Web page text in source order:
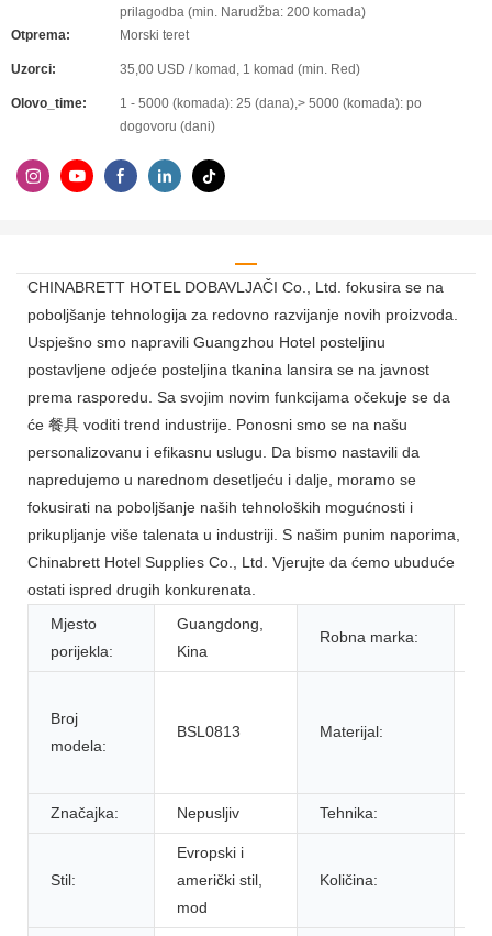
prilagodba (min. Narudžba: 200 komada)
Otprema:
Morski teret
Uzorci: 35,00 USD / komad, 1 komad (min. Red)
Olovo_time:
1 - 5000 (komada): 25 (dana),> 5000 (komada): po
dogovoru (dani)
CHINABRETT HOTEL DOBAVLJAČI Co., Ltd. fokusira se na
poboljšanje tehnologija za redovno razvijanje novih proizvoda.
Uspješno smo napravili Guangzhou Hotel posteljinu
postavljene odjeće posteljina tkanina lansira se na javnost
prema rasporedu. Sa svojim novim funkcijama očekuje se da
će 餐具 voditi trend industrije. Ponosni smo se na našu
personalizovanu i efikasnu uslugu. Da bismo nastavili da
napredujemo u narednom desetljeću i dalje, moramo se
fokusirati na poboljšanje naših tehnoloških mogućnosti i
prikupljanje više talenata u industriji. S našim punim naporima,
Chinabrett Hotel Supplies Co., Ltd. Vjerujte da ćemo ubuduće
ostati ispred drugih konkurenata.
Mjesto
porijekla:
Guangdong,
Kina
Robna marka:
Broj
modela:
BSL0813 Materijal:
Značajka: Nepusljiv Tehnika:
Stil:
Evropski i
američki stil,
mod
Količina: